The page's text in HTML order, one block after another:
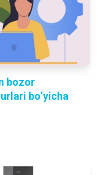
bozor
bo‘yicha